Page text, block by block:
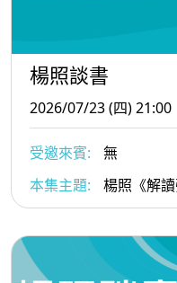
楊照談書
2026/07/23 (四) 21:00
受邀來賓:
無
本集主題:
楊照《解